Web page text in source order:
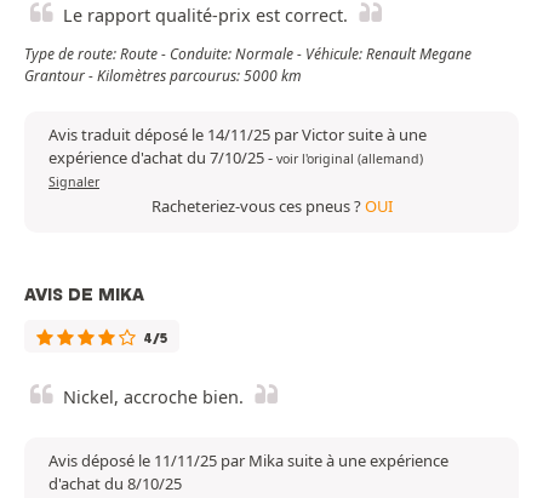
Le rapport qualité-prix est correct.
Type de route: Route - Conduite: Normale - Véhicule: Renault Megane
Grantour - Kilomètres parcourus: 5000 km
Avis traduit déposé le 14/11/25 par Victor suite à une
expérience d'achat du 7/10/25- voir l'original (allemand)
Signaler
Racheteriez-vous ces pneus ?OUI
AVIS DE MIKA
4/5
Nickel, accroche bien.
Avis déposé le 11/11/25 par Mika suite à une expérience
d'achat du 8/10/25